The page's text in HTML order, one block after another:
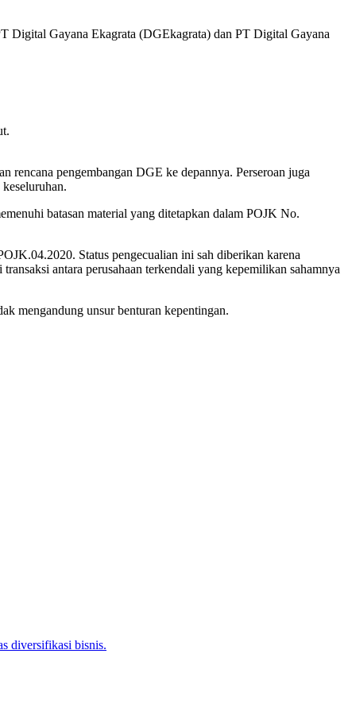
Digital Gayana Ekagrata (DGEkagrata) dan PT Digital Gayana
rencana pengembangan DGE ke depannya. Perseroan juga
batasan material yang ditetapkan dalam POJK No.
Status pengecualian ini sah diberikan karena
antara perusahaan terkendali yang kepemilikan sahamnya
mengandung unsur benturan kepentingan.
diversifikasi bisnis.